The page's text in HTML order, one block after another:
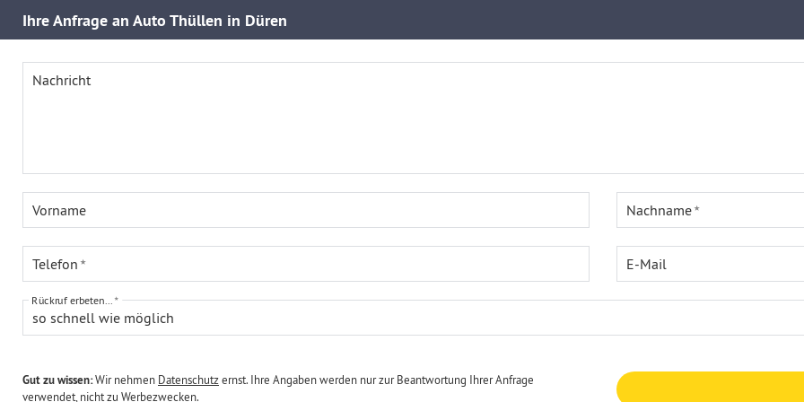
IhreAnfrage an Auto Thüllen in Düren
Nachricht
Vorname Nachname
Telefon E-Mail
so schnell wie möglich
Rückruf erbeten...
Gut zu wissen:Wir nehmen Datenschutzernst. Ihre Angaben werden nur zur Beantwortung Ihrer Anfrage
verwendet, nicht zu Werbezwecken.